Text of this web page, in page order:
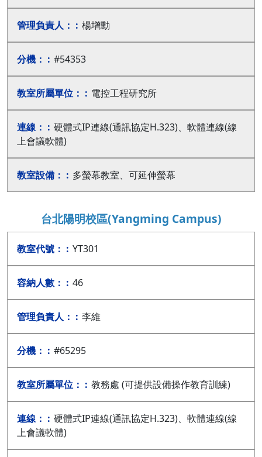
楊增勳
#54353
電控工程研究所
硬體式IP連線(通訊協定H.323)、軟體連線(線
上會議軟體)
多螢幕教室、可延伸螢幕
台北陽明校區(Yangming Campus)
YT301
46
李維
#65295
教務處 (可提供設備操作教育訓練)
硬體式IP連線(通訊協定H.323)、軟體連線(線
上會議軟體)